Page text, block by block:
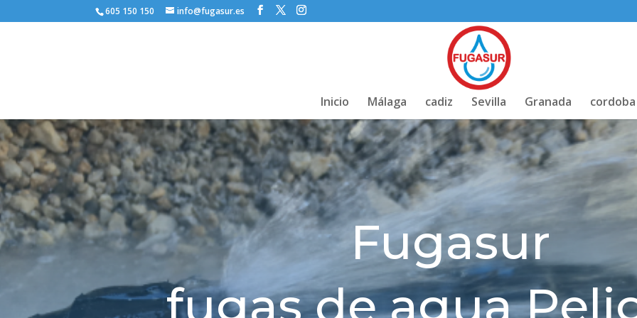
605 150 150 info@fugasur.es
Inicio Málaga cadiz Sevilla Granada cordoba
Fugasur
fugas de agua